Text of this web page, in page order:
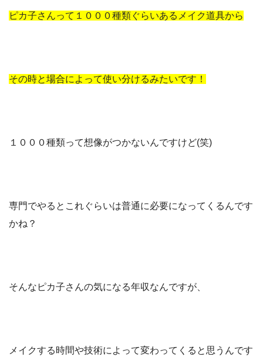
ピカ子さんって１０００種類ぐらいあるメイク道具から
その時と場合によって使い分けるみたいです！
１０００種類って想像がつかないんですけど(笑)
専門でやるとこれぐらいは普通に必要になってくるんです
かね？
そんなピカ子さんの気になる年収なんですが、
メイクする時間や技術によって変わってくると思うんです